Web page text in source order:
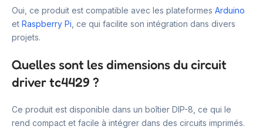
Oui, ce produit est compatible avec les plateformes Arduino
et Raspberry Pi , ce qui facilite son intégration dans divers
projets.
Quelles sont les dimensions du circuit
driver tc4429 ?
Ce produit est disponible dans un boîtier DIP-8, ce qui le
rend compact et facile à intégrer dans des circuits imprimés.